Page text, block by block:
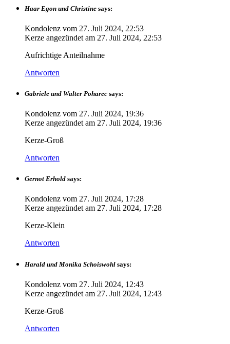
Haar Egon und Christine says:
Kondolenz vom 27. Juli 2024, 22:53
Kerze angezündet am 27. Juli 2024, 22:53
Aufrichtige Anteilnahme
Antworten
Gabriele und Walter Poharec says:
Kondolenz vom 27. Juli 2024, 19:36
Kerze angezündet am 27. Juli 2024, 19:36
Kerze-Groß
Antworten
Gernot Erhold says:
Kondolenz vom 27. Juli 2024, 17:28
Kerze angezündet am 27. Juli 2024, 17:28
Kerze-Klein
Antworten
Harald und Monika Schoiswohl says:
Kondolenz vom 27. Juli 2024, 12:43
Kerze angezündet am 27. Juli 2024, 12:43
Kerze-Groß
Antworten